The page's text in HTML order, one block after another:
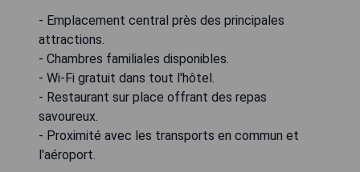
- Emplacement central près des principales
attractions.
- Chambres familiales disponibles.
- Wi-Fi gratuit dans tout l'hôtel.
- Restaurant sur place offrant des repas
savoureux.
- Proximité avec les transports en commun et
l'aéroport.